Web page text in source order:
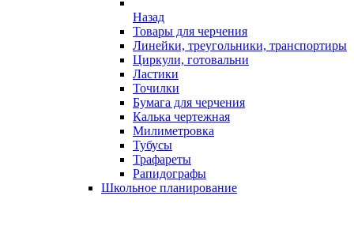
Назад
Товары для черчения
Линейки, треугольники, транспортиры
Циркули, готовальни
Ластики
Точилки
Бумага для черчения
Калька чертежная
Милиметровка
Тубусы
Трафареты
Рапидографы
Школьное планирование